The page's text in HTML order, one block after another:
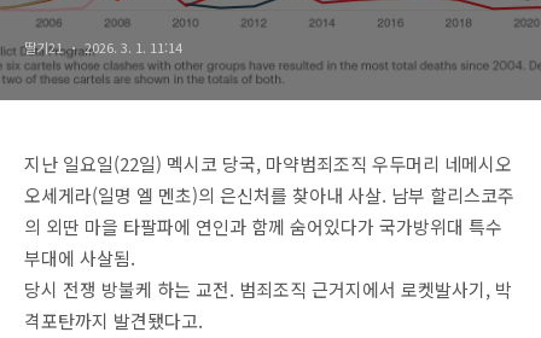
딸기21 2026. 3. 1. 11:14
지난 일요일(22일) 멕시코 당국, 마약범죄조직 우두머리 네메시오
오세게라(일명 엘 멘초)의 은신처를 찾아내 사살. 남부 할리스코주
의 외딴 마을 타팔파에 연인과 함께 숨어있다가 국가방위대 특수
부대에 사살됨.
당시 전쟁 방불케 하는 교전. 범죄조직 근거지에서 로켓발사기, 박
격포탄까지 발견됐다고.